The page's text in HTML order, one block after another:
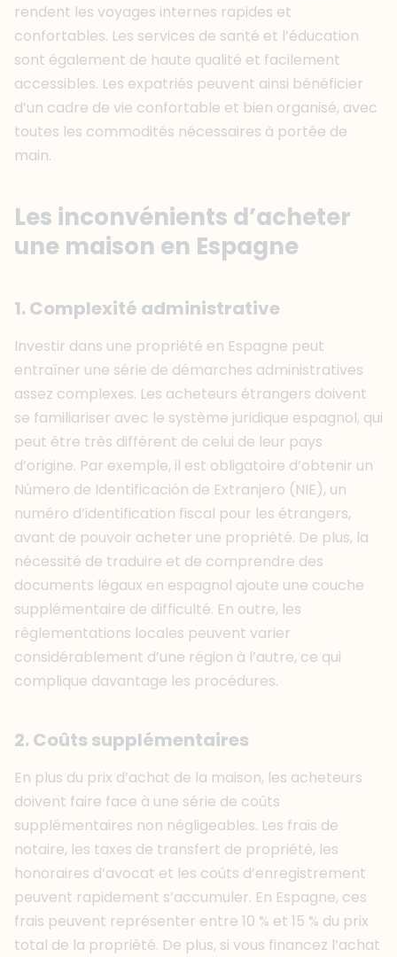
rendent les voyages internes rapides et
confortables. Les services de santé et l’éducation
sont également de haute qualité et facilement
accessibles. Les expatriés peuvent ainsi bénéficier
d’un cadre de vie confortable et bien organisé, avec
toutes les commodités nécessaires à portée de
main.
Les inconvénients d’acheter
une maison en Espagne
1. Complexité administrative
Investir dans une propriété en Espagne peut
entraîner une série de démarches administratives
assez complexes. Les acheteurs étrangers doivent
se familiariser avec le système juridique espagnol, qui
peut être très différent de celui de leur pays
d’origine. Par exemple, il est obligatoire d’obtenir un
Número de Identificación de Extranjero (NIE), un
numéro d’identification fiscal pour les étrangers,
avant de pouvoir acheter une propriété. De plus, la
nécessité de traduire et de comprendre des
documents légaux en espagnol ajoute une couche
supplémentaire de difficulté. En outre, les
réglementations locales peuvent varier
considérablement d’une région à l’autre, ce qui
complique davantage les procédures.
2. Coûts supplémentaires
En plus du prix d’achat de la maison, les acheteurs
doivent faire face à une série de coûts
supplémentaires non négligeables. Les frais de
notaire, les taxes de transfert de propriété, les
honoraires d’avocat et les coûts d’enregistrement
peuvent rapidement s’accumuler. En Espagne, ces
frais peuvent représenter entre 10 % et 15 % du prix
total de la propriété. De plus, si vous financez l’achat